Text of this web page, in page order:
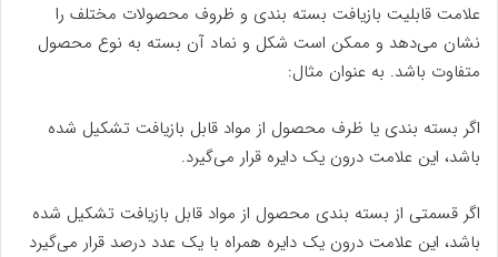
علامت قابلیت بازیافت بسته بندی و ظروف محصولات مختلف را
نشان می‌دهد و ممکن است شکل و نماد آن بسته به نوع محصول
متفاوت باشد. به عنوان مثال:
اگر بسته بندی یا ظرف محصول از مواد قابل بازیافت تشکیل شده
باشد، این علامت درون یک دایره قرار می‌گیرد.
اگر قسمتی از بسته بندی محصول از مواد قابل بازیافت تشکیل شده
باشد، این علامت درون یک دایره همراه با یک عدد درصد قرار می‌گیرد